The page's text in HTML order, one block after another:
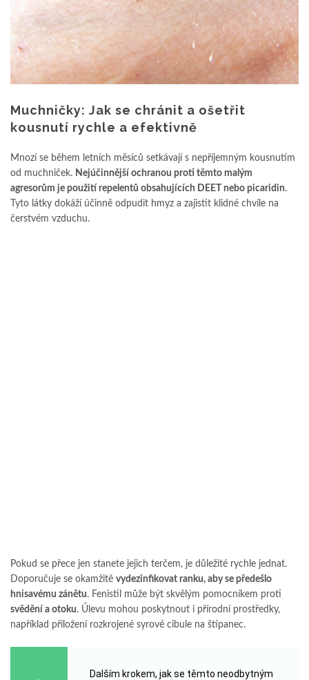
Muchničky: Jak se chránit a ošetřit
kousnutí rychle a efektivně
Mnozí se během letních měsíců setkávají s nepříjemným kousnutím
od muchniček. Nejúčinnější ochranou proti těmto malým
agresorům je použití repelentů obsahujících DEET nebo picaridin.
Tyto látky dokáží účinně odpudit hmyz a zajistit klidné chvíle na
čerstvém vzduchu.
Pokud se přece jen stanete jejich terčem, je důležité rychle jednat.
Doporučuje se okamžitě vydezinfikovat ranku, aby se předešlo
hnisavému zánětu. Fenistil může být skvělým pomocníkem proti
svědění a otoku. Úlevu mohou poskytnout i přírodní prostředky,
například přiložení rozkrojené syrové cibule na štípanec.
Dalším krokem, jak se těmto neodbytným